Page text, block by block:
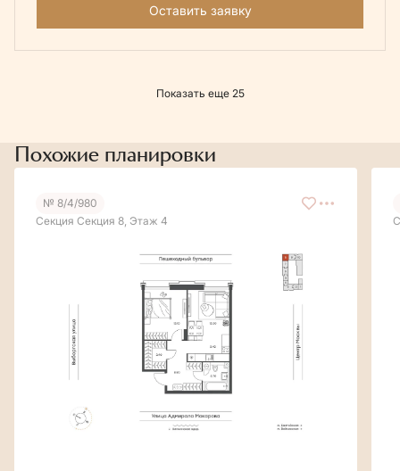
Оставить заявку
Показать еще 25
Похожие планировки
№ 8/4/980
Секция Секция 8, Этаж 4